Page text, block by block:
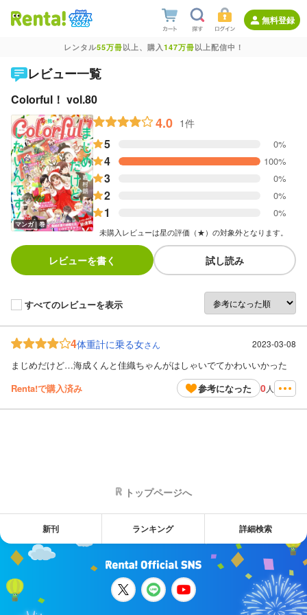
無料登録
レンタル55万冊以上、購入147万冊以上配信中！
レビュー一覧
Colorful！ vol.80
マンガ｜巻
4.0 1件
5 0%
4 100%
3 0%
2 0%
1 0%
未購入レビューは星の評価（★）の対象外となります。
レビューを書く 試し読み
すべてのレビューを表示
4体重計に乗る女さん 2023-03-08
まじめだけど…海成くんと佳織ちゃんがはしゃいでてかわいいかった
Renta!で購入済み
参考になった 0人
トップページへ
新刊 ランキング 詳細検索